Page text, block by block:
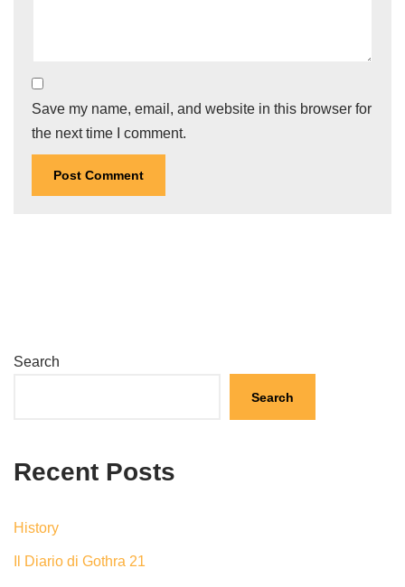
Save my name, email, and website in this browser for
the next time I comment.
Search
Search
Recent Posts
History
Il Diario di Gothra 21